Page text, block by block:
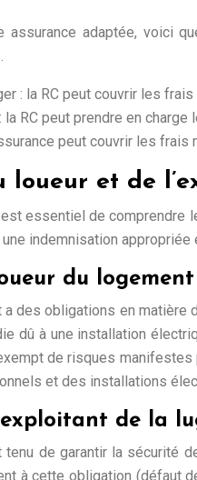
assurance adaptée,
: la RC peut couvrir les
RC peut prendre en
peut couvrir les
loueur et de
essentiel de comprendre
indemnisation appropriée
du logement
des obligations en
dû à une installation
de risques
et des installations
de la
tenu de garantir la
à cette obligation (défaut